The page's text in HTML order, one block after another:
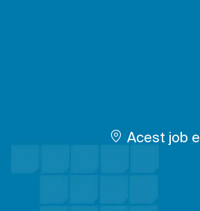
Acest job